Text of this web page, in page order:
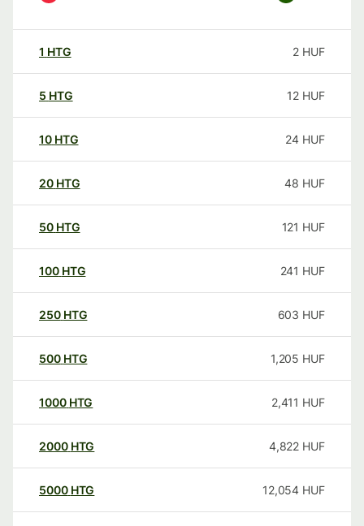
1 HTG 2 HUF
5 HTG 12 HUF
10 HTG 24 HUF
20 HTG 48 HUF
50 HTG 121 HUF
100 HTG 241 HUF
250 HTG 603 HUF
500 HTG 1,205 HUF
1000 HTG 2,411 HUF
2000 HTG 4,822 HUF
5000 HTG 12,054 HUF